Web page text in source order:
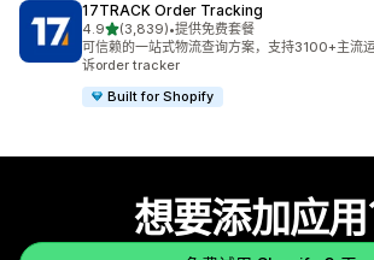
17TRACK Order Tracking
4.9星（满分 5 星）
(3,839)
总共 3839 条评论
•提供免费套餐
可信赖的一站式物流查询方案，支持3100+主流
诉order tracker
Built for Shopify
想要添加应用